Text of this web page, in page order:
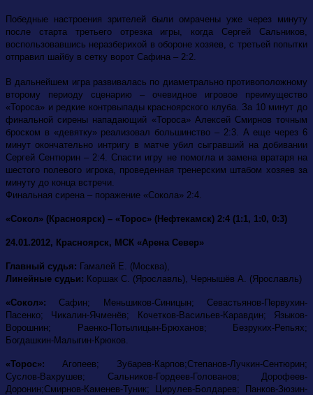
Победные настроения зрителей были омрачены уже через минуту
после старта третьего отрезка игры, когда Сергей Сальников,
воспользовавшись неразберихой в обороне хозяев, с третьей попытки
отправил шайбу в сетку ворот Сафина – 2:2.
В дальнейшем игра развивалась по диаметрально противоположному
второму периоду сценарию – очевидное игровое преимущество
«Тороса» и редкие контрвыпады красноярского клуба. За 10 минут до
финальной сирены нападающий «Тороса» Алексей Смирнов точным
броском в «девятку» реализовал большинство – 2:3. А еще через 6
минут окончательно интригу в матче убил сыгравший на добивании
Сергей Сентюрин – 2:4. Спасти игру не помогла и замена вратаря на
шестого полевого игрока, проведенная тренерским штабом хозяев за
минуту до конца встречи.
Финальная сирена – поражение «Сокола» 2:4.
«Сокол» (Красноярск) – «Торос» (Нефтекамск) 2:4 (1:1, 1:0, 0:3)
24.01.2012, Красноярск, МСК «Арена Север»
Главный судья: Гамалей Е. (Москва),
Линейные судьи: Коршак С. (Ярославль), Чернышёв А. (Ярославль)
«Сокол»: Сафин; Меньшиков-Синицын; Севастьянов-Первухин-
Пасенко; Чикалин-Ячменёв; Кочетков-Васильев-Каравдин; Языков-
Ворошнин; Раенко-Потылицын-Брюханов; Безруких-Репьях;
Богдашкин-Малыгин-Крюков.
«Торос»: Агопеев; Зубарев-Карпов;Степанов-Лучкин-Сентюрин;
Суслов-Вахрушев; Сальников-Гордеев-Голованов; Дорофеев-
Доронин;Смирнов-Каменев-Туник; Цирулев-Болдарев; Панков-Зюзин-